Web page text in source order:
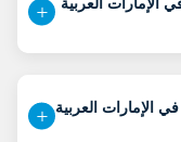
الإمارات العربية